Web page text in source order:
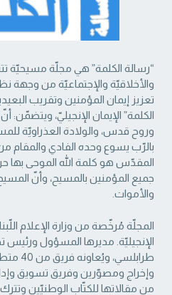
“رسالة الكلمة” هي مجلّة مسيحيّة
والأخلاقيّة والإجتماعيّة من ‏وجهة
تعزيز إيمان المؤمنين وتقريب
‏الكلمة” الإيمان الإنجيليّ، ويتضمّن:
وروح قدس، والولادة العذراويّة
بالرّب يسوع وحده الفادي والمقام
‏المقدّس هو كلمة الله الموحى بها
جميع المؤمنين بالمسيح، وأنّ
والأموات. ‏
المجلّة مُرخّصة من وزارة الإعلام
الإنجيليّة. مديرها المسؤول ‏ورئيس